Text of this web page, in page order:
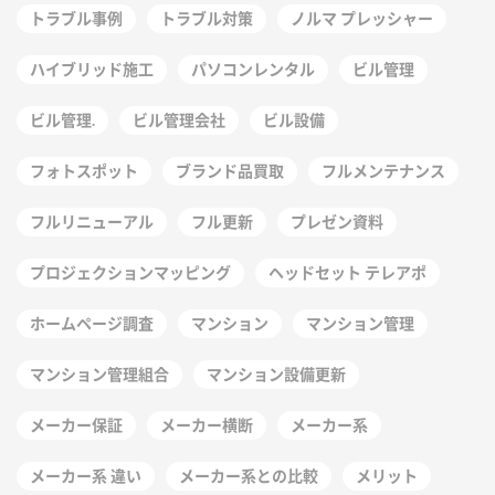
トラブル事例 トラブル対策 ノルマ プレッシャー
ハイブリッド施工 パソコンレンタル ビル管理
ビル管理. ビル管理会社 ビル設備
フォトスポット ブランド品買取 フルメンテナンス
フルリニューアル フル更新 プレゼン資料
プロジェクションマッピング ヘッドセット テレアポ
ホームページ調査 マンション マンション管理
マンション管理組合 マンション設備更新
メーカー保証 メーカー横断 メーカー系
メーカー系 違い メーカー系との比較 メリット